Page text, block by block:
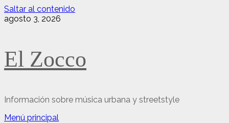
Saltar al contenido
agosto 3, 2026
El Zocco
Información sobre música urbana y streetstyle
Menú principal